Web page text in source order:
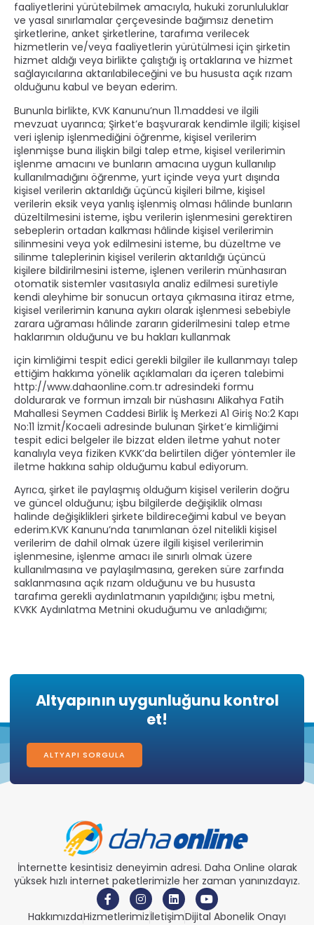
faaliyetlerini yürütebilmek amacıyla, hukuki zorunluluklar
ve yasal sınırlamalar çerçevesinde bağımsız denetim
şirketlerine, anket şirketlerine, tarafıma verilecek
hizmetlerin ve/veya faaliyetlerin yürütülmesi için şirketin
hizmet aldığı veya birlikte çalıştığı iş ortaklarına ve hizmet
sağlayıcılarına aktarılabileceğini ve bu hususta açık rızam
olduğunu kabul ve beyan ederim.
Bununla birlikte, KVK Kanunu’nun 11.maddesi ve ilgili
mevzuat uyarınca; Şirket’e başvurarak kendimle ilgili; kişisel
veri işlenip işlenmediğini öğrenme, kişisel verilerim
işlenmişse buna ilişkin bilgi talep etme, kişisel verilerimin
işlenme amacını ve bunların amacına uygun kullanılıp
kullanılmadığını öğrenme, yurt içinde veya yurt dışında
kişisel verilerin aktarıldığı üçüncü kişileri bilme, kişisel
verilerin eksik veya yanlış işlenmiş olması hâlinde bunların
düzeltilmesini isteme, işbu verilerin işlenmesini gerektiren
sebeplerin ortadan kalkması hâlinde kişisel verilerimin
silinmesini veya yok edilmesini isteme, bu düzeltme ve
silinme taleplerinin kişisel verilerin aktarıldığı üçüncü
kişilere bildirilmesini isteme, işlenen verilerin münhasıran
otomatik sistemler vasıtasıyla analiz edilmesi suretiyle
kendi aleyhime bir sonucun ortaya çıkmasına itiraz etme,
kişisel verilerimin kanuna aykırı olarak işlenmesi sebebiyle
zarara uğraması hâlinde zararın giderilmesini talep etme
haklarımın olduğunu ve bu hakları kullanmak
için kimliğimi tespit edici gerekli bilgiler ile kullanmayı talep
ettiğim hakkıma yönelik açıklamaları da içeren talebimi
http://www.dahaonline.com.tr adresindeki formu
doldurarak ve formun imzalı bir nüshasını Alikahya Fatih
Mahallesi Seymen Caddesi Birlik İş Merkezi A1 Giriş No:2 Kapı
No:11 İzmit/Kocaeli adresinde bulunan Şirket’e kimliğimi
tespit edici belgeler ile bizzat elden iletme yahut noter
kanalıyla veya fiziken KVKK’da belirtilen diğer yöntemler ile
iletme hakkına sahip olduğumu kabul ediyorum.
Ayrıca, şirket ile paylaşmış olduğum kişisel verilerin doğru
ve güncel olduğunu; işbu bilgilerde değişiklik olması
halinde değişiklikleri şirkete bildireceğimi kabul ve beyan
ederim.KVK Kanunu’nda tanımlanan özel nitelikli kişisel
verilerim de dahil olmak üzere ilgili kişisel verilerimin
işlenmesine, işlenme amacı ile sınırlı olmak üzere
kullanılmasına ve paylaşılmasına, gereken süre zarfında
saklanmasına açık rızam olduğunu ve bu hususta
tarafıma gerekli aydınlatmanın yapıldığını; işbu metni,
KVKK Aydınlatma Metnini okuduğumu ve anladığımı;
Altyapının uygunluğunu kontrol
et!
ALTYAPI SORGULA
İnternette kesintisiz deneyimin adresi. Daha Online olarak
yüksek hızlı internet paketlerimizle her zaman yanınızdayız.
HakkımızdaHizmetlerimizİletişimDijital Abonelik Onayı